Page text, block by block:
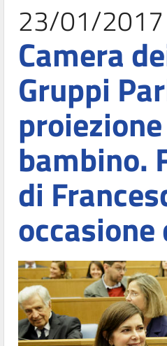
23/01/2017
Camera
Gruppi
bambino.
di